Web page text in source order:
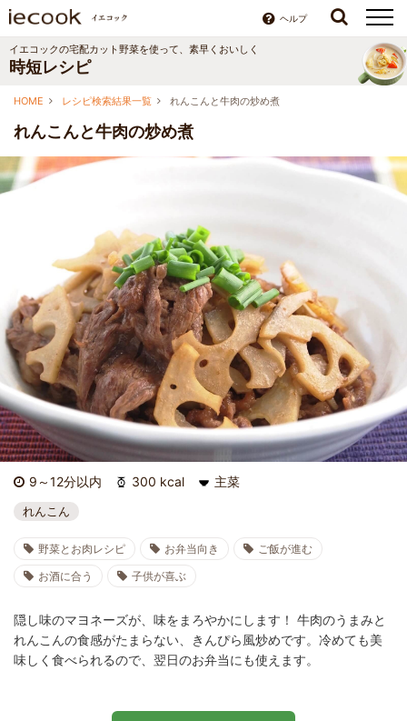
ヘルプ
イエコックの宅配カット野菜を使って、素早くおいしく
時短レシピ
HOME レシピ検索結果一覧 れんこんと牛肉の炒め煮
れんこんと牛肉の炒め煮
9～12分以内 300 kcal 主菜
れんこん
野菜とお肉レシピ お弁当向き
ご飯が進む
お酒に合う
子供が喜ぶ
隠し味のマヨネーズが、味をまろやかにします！ 牛肉のうまみと
れんこんの食感がたまらない、きんぴら風炒めです。冷めても美
味しく食べられるので、翌日のお弁当にも使えます。